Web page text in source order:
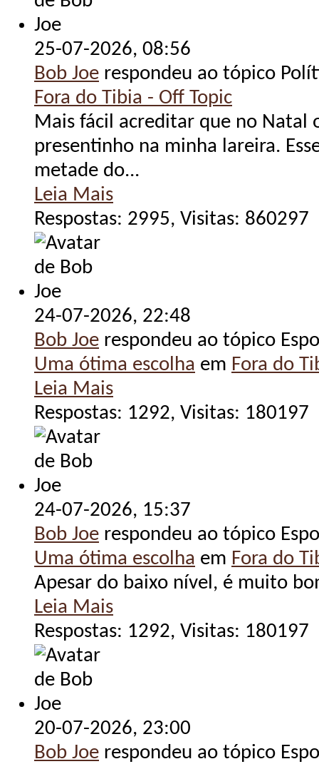
25-07-2026, 08:56
Bob Joe respondeu ao tópico
Fora do Tibia - Off Topic
Mais fácil acreditar que no Natal
presentinho na minha lareira.
metade do...
Leia Mais
Respostas: 2995, Visitas: 860297
24-07-2026, 22:48
Bob Joe respondeu ao tópico
Uma ótima escolha em Fora do
Leia Mais
Respostas: 1292, Visitas: 180197
24-07-2026, 15:37
Bob Joe respondeu ao tópico
Uma ótima escolha em Fora do
Apesar do baixo nível, é muito
Leia Mais
Respostas: 1292, Visitas: 180197
20-07-2026, 23:00
Bob Joe respondeu ao tópico